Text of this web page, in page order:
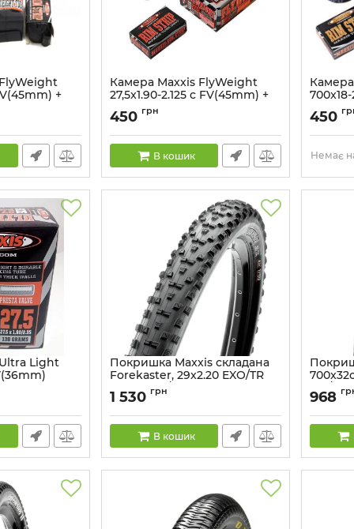
+
Камера Maxxis FlyWeight
27,5x1.90-2.125 c FV(45mm) +
фліппер
Артикул:
450 грн
В кошик
Артикул:
450
Немає
Light
Покришка Maxxis складана
Forekaster, 29x2.20 EXO/TR
60TPI, 62a/60a
Артикул:
1 530 грн
В кошик
57a/62a
Артикул:
968